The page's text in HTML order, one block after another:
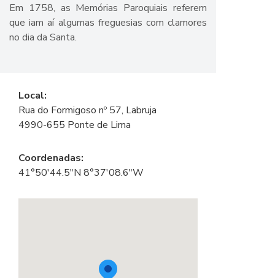
Em 1758, as Memórias Paroquiais referem
que iam aí algumas freguesias com clamores
no dia da Santa.
Local:
Rua do Formigoso nº 57, Labruja
4990-655 Ponte de Lima
Coordenadas:
41°50'44.5"N 8°37'08.6"W